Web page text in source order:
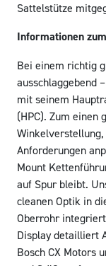
Sattelstütze
Informationen
Bei einem richtig
ausschlaggebend
mit seinem
(HPC). Zum einen
Anforderungen
Mount
auf Spur bleibt.
cleanen Optik in
Oberrohr
Display detailliert
Bosch CX Motors